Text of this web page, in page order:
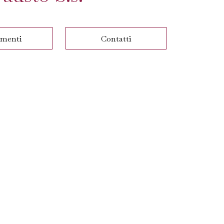
Contatti